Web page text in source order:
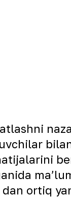
ortiq